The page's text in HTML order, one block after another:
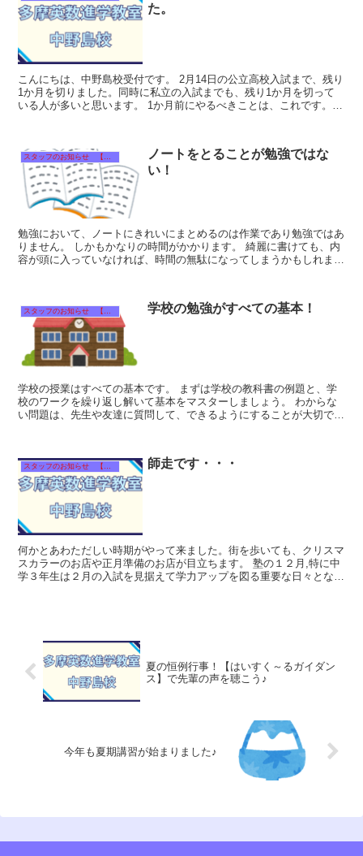
た。
こんにちは、中野島校受付です。 2月14日の公立高校入試まで、残り
1か月を切りました。同時に私立の入試までも、残り1か月を切って
いる人が多いと思います。 1か月前にやるべきことは、これです。
ノートをとることが勉強ではな
い！
勉強において、ノートにきれいにまとめるのは作業であり勉強ではあ
りません。 しかもかなりの時間がかかります。 綺麗に書けても、内
容が頭に入っていなければ、時間の無駄になってしまうかもしれませ
スタッフのお知らせ 【それぞれのタイトルをクリック！】 学校の勉強がすべての基本！
学校の授業はすべての基本です。 まずは学校の教科書の例題と、学
校のワークを繰り返し解いて基本をマスターしましょう。 わからな
い問題は、先生や友達に質問して、できるようにすることが大切で
師走です・・・
何かとあわただしい時期がやって来ました。街を歩いても、クリスマ
スカラーのお店や正月準備のお店が目立ちます。 塾の１２月,特に中
学３年生は２月の入試を見据えて学力アップを図る重要な日々となり
夏の恒例行事！【はいすく～るガイダン
ス】で先輩の声を聴こう♪
今年も夏期講習が始まりました♪